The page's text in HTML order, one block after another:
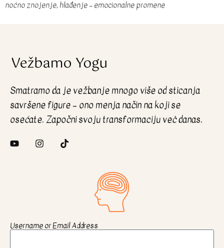
noćno znojenje, hlađenje – emocionalne promene
Smatramo da je vežbanje mnogo više od sticanja
savršene figure – ono menja način na koji se
osećate. Započni svoju transformaciju veċ danas.
Username or Email Address